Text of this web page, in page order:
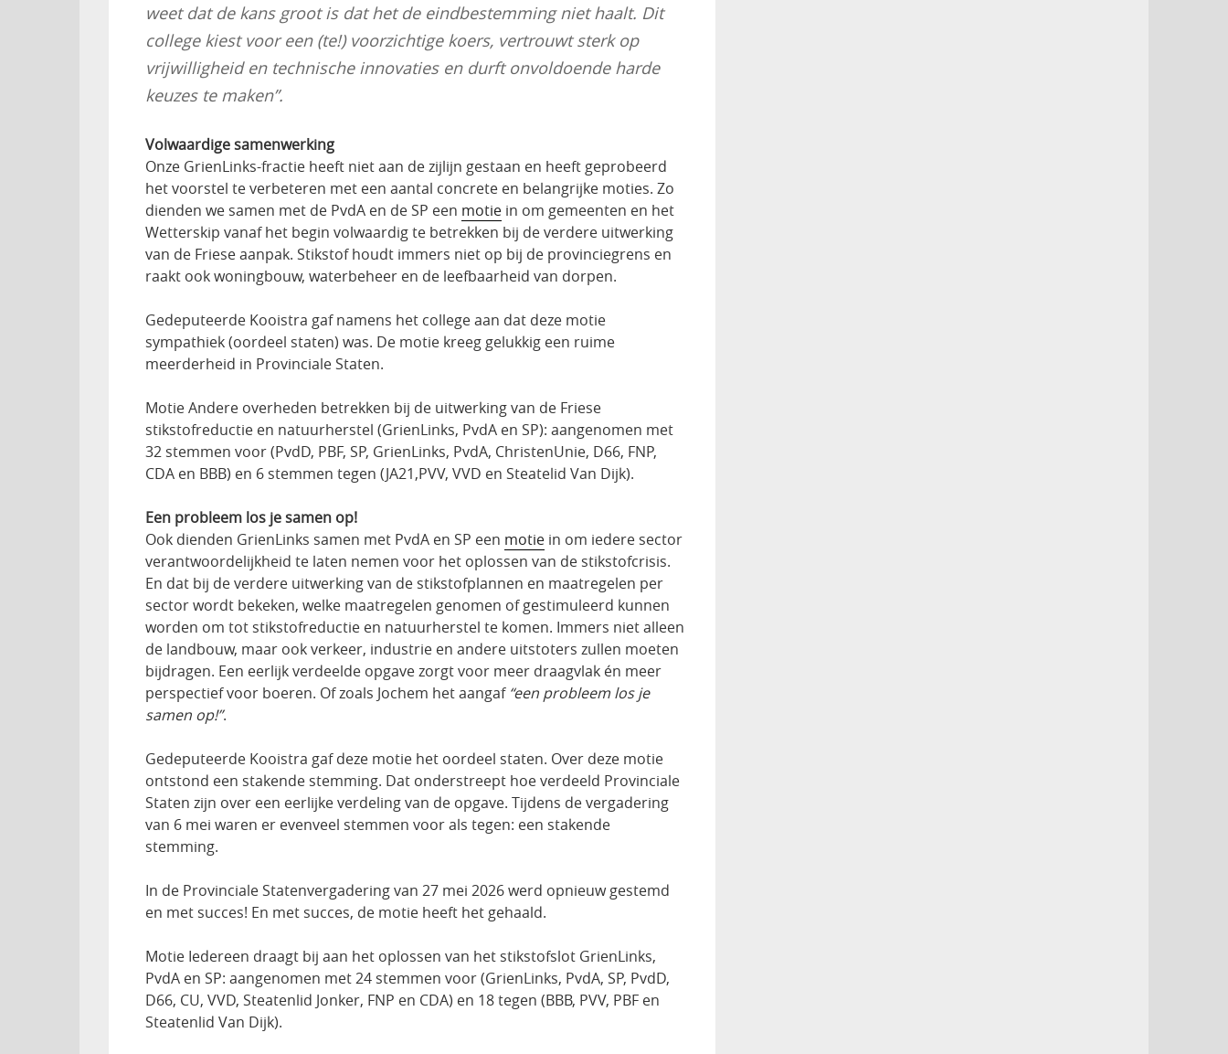
weet dat de kans groot is dat het de eindbestemming niet haalt. Dit
college kiest voor een (te!) voorzichtige koers, vertrouwt sterk op
vrijwilligheid en technische innovaties en durft onvoldoende harde
keuzes te maken”.
Volwaardige samenwerking
Onze GrienLinks-fractie heeft niet aan de zijlijn gestaan en heeft geprobeerd
het voorstel te verbeteren met een aantal concrete en belangrijke moties. Zo
dienden we samen met de PvdA en de SP een motie in om gemeenten en het
Wetterskip vanaf het begin volwaardig te betrekken bij de verdere uitwerking
van de Friese aanpak. Stikstof houdt immers niet op bij de provinciegrens en
raakt ook woningbouw, waterbeheer en de leefbaarheid van dorpen.
Gedeputeerde Kooistra gaf namens het college aan dat deze motie
sympathiek (oordeel staten) was. De motie kreeg gelukkig een ruime
meerderheid in Provinciale Staten.
Motie Andere overheden betrekken bij de uitwerking van de Friese
stikstofreductie en natuurherstel (GrienLinks, PvdA en SP): aangenomen met
32 stemmen voor (PvdD, PBF, SP, GrienLinks, PvdA, ChristenUnie, D66, FNP,
CDA en BBB) en 6 stemmen tegen (JA21,PVV, VVD en Steatelid Van Dijk).
Een probleem los je samen op!
Ook dienden GrienLinks samen met PvdA en SP een motie in om iedere sector
verantwoordelijkheid te laten nemen voor het oplossen van de stikstofcrisis.
En dat bij de verdere uitwerking van de stikstofplannen en maatregelen per
sector wordt bekeken, welke maatregelen genomen of gestimuleerd kunnen
worden om tot stikstofreductie en natuurherstel te komen. Immers niet alleen
de landbouw, maar ook verkeer, industrie en andere uitstoters zullen moeten
bijdragen. Een eerlijk verdeelde opgave zorgt voor meer draagvlak én meer
perspectief voor boeren. Of zoals Jochem het aangaf “een probleem los je
samen op!”.
Gedeputeerde Kooistra gaf deze motie het oordeel staten. Over deze motie
ontstond een stakende stemming. Dat onderstreept hoe verdeeld Provinciale
Staten zijn over een eerlijke verdeling van de opgave. Tijdens de vergadering
van 6 mei waren er evenveel stemmen voor als tegen: een stakende
stemming.
In de Provinciale Statenvergadering van 27 mei 2026 werd opnieuw gestemd
en met succes! En met succes, de motie heeft het gehaald.
Motie Iedereen draagt bij aan het oplossen van het stikstofslot GrienLinks,
PvdA en SP: aangenomen met 24 stemmen voor (GrienLinks, PvdA, SP, PvdD,
D66, CU, VVD, Steatenlid Jonker, FNP en CDA) en 18 tegen (BBB, PVV, PBF en
Steatenlid Van Dijk).